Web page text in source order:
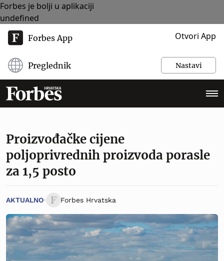
Forbes je bolji u aplikaciji
undefined
Forbes App Otvori App
Preglednik Nastavi
Proizvođačke cijene
poljoprivrednih proizvoda porasle
za 1,5 posto
AKTUALNO Forbes Hrvatska